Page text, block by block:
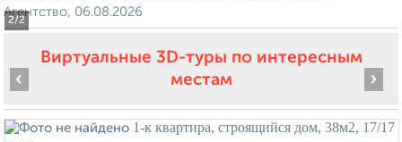
2/2
Агентство, 06.08.2026
Виртуальные 3D-туры по интересным
местам
‹ ›